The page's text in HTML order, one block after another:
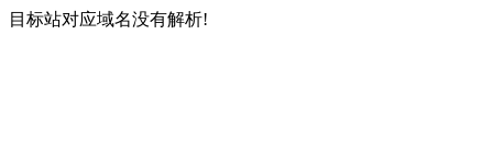
目标站对应域名没有解析!